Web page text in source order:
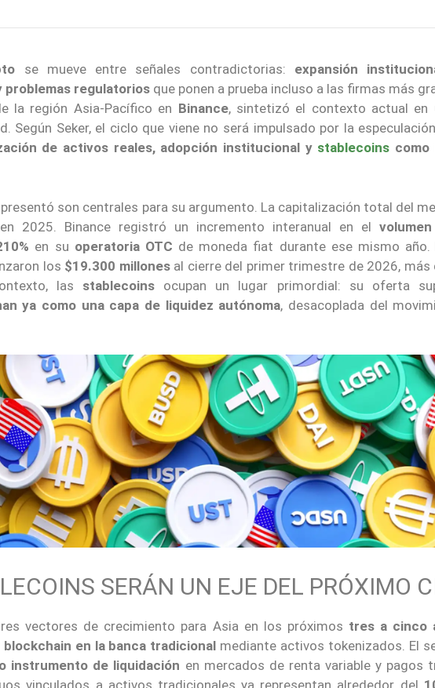
se mueve entre señales contradictorias: expansión
regulatorios que ponen a prueba incluso a las firmas más
la región Asia-Pacífico en Binance, sintetizó el contexto actual en
Según Seker, el ciclo que viene no será impulsado por la
de activos reales, adopción institucional y stablecoins
son centrales para su argumento. La capitalización total del
en 2025. Binance registró un incremento interanual en el
en su operatoria OTC de moneda fiat durante ese mismo año.
los $19.300 millonesal cierre del primer trimestre de 2026, más
las stablecoins ocupan un lugar primordial: su oferta
ya como una capa de liquidez autónoma, desacoplada del
SERÁN UN EJE DEL PRÓXIMO
vectores de crecimiento para Asia en los próximos tres a cinco
en la banca tradicional mediante activos tokenizados. El
instrumento de liquidación en mercados de renta variable y pagos